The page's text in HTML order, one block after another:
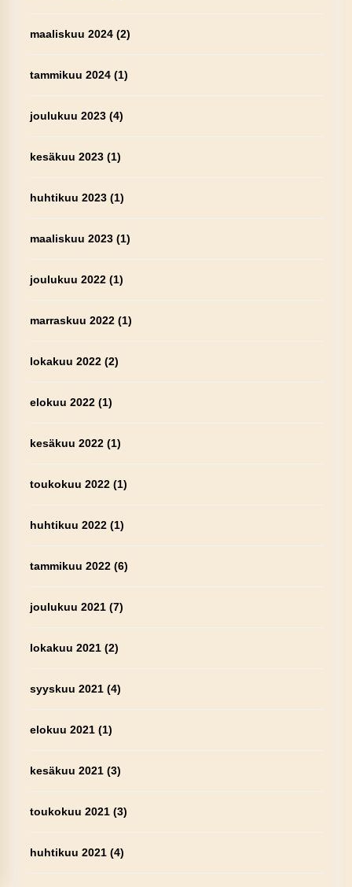
maaliskuu 2024(2)
tammikuu 2024(1)
joulukuu 2023(4)
kesäkuu 2023(1)
huhtikuu 2023(1)
maaliskuu 2023(1)
joulukuu 2022(1)
marraskuu 2022(1)
lokakuu 2022(2)
elokuu 2022(1)
kesäkuu 2022(1)
toukokuu 2022(1)
huhtikuu 2022(1)
tammikuu 2022(6)
joulukuu 2021(7)
lokakuu 2021(2)
syyskuu 2021(4)
elokuu 2021(1)
kesäkuu 2021(3)
toukokuu 2021(3)
huhtikuu 2021(4)